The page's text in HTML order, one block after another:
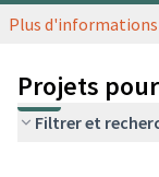
Plus
Projets
Filtrer et